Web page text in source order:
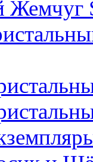
Жемчуг